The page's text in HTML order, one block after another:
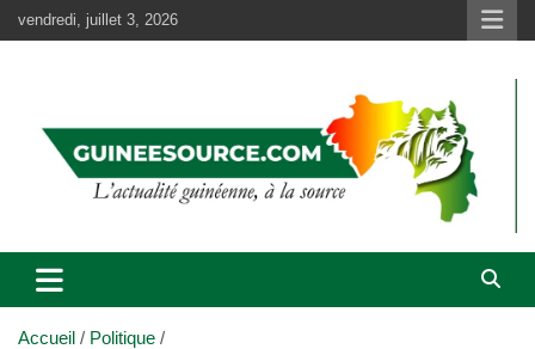
au
vendredi, juillet 3, 2026
Accueil
Politique